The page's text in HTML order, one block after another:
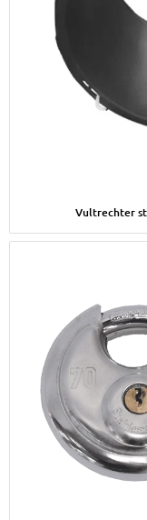
Vultrechter